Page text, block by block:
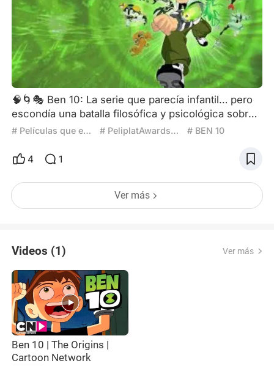
🧠🌀🎭 Ben 10: La serie que parecía infantil… pero
escondía una batalla filosófica y psicológica sobre
el poder, la identidad y el sacrificio Cuando en
como otro producto más del catálogo de aventuras
niño con un reloj alienígena, peleando contra
monstruos con poderes locos. Pero con el tiempo
—y especialme
# Películas que entendí al crecer # PeliplatAwards2025 # BEN 10
4 1
Ver más
Videos (1) Ver más
Ben 10 | The Origins |
Cartoon Network